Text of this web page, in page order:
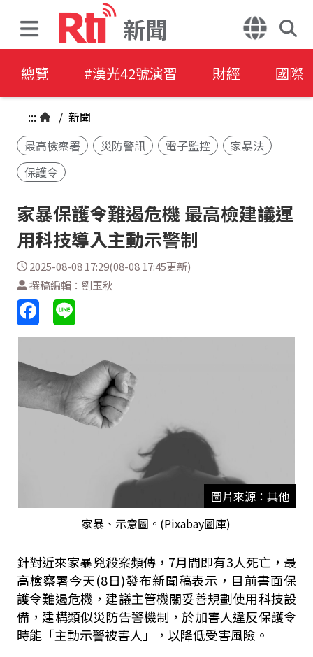
新聞
總覽 #漢光42號演習 財經 國際
::: / 新聞
最高檢察署
災防警訊 電子監控
家暴法
保護令
家暴保護令難遏危機 最高檢建議運
用科技導入主動示警制
2025-08-08 17:29(08-08 17:45更新)
撰稿編輯：劉玉秋
圖片來源：其他
家暴、示意圖。(Pixabay圖庫)
針對近來家暴兇殺案頻傳， 7月間即有3人死亡，最
高檢察署今天(8日)發布新聞稿表示，目前書面保
護令難遏危機，建議主管機關妥善規劃使用科技設
備，建構類似災防告警機制，於加害人違反保護令
時能「主動示警被害人」，以降低受害風險。